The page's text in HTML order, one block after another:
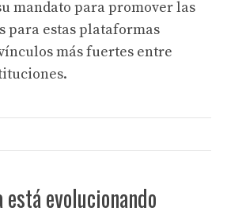
mandato para promover las
para estas plataformas
más fuertes entre
evolucionando